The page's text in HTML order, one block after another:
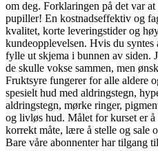
om deg. Forklaringen på det var
pupiller! En kostnadseffektiv og
kvalitet, korte leveringstider og
kundeopplevelsen. Hvis du syntes
fylle ut skjema i bunnen av siden.
de skulle vokse sammen, men
Fruktsyre fungerer for alle aldere
spesielt hud med aldringstegn,
aldringstegn, mørke ringer,
og livløs hud. Målet for kurset er å
korrekt måte, lære å stelle og sale
Bare våre abonnenter har tilgang